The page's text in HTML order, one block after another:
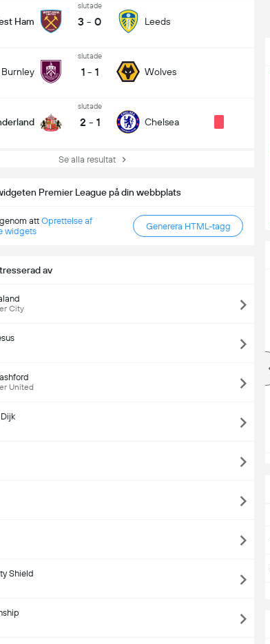
Ham
slutade
3 - 0 Leeds
Burnley
slutade
1 - 1 Wolves
slutade
2 - 1 Chelsea
Se alla resultat
Premier League på din webbplats
att Oprettelse af
widgets
Generera HTML-tagg
av
City
United
Shield
matchen (2.5)
röster: 874